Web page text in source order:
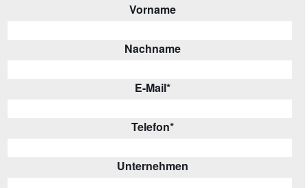
Vorname
Nachname
E-Mail*
Telefon*
Unternehmen